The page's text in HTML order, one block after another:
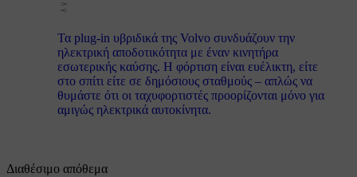
Τα plug-in υβριδικά της Volvo συνδυάζουν την
ηλεκτρική αποδοτικότητα με έναν κινητήρα
εσωτερικής καύσης. Η φόρτιση είναι ευέλικτη, είτε
στο σπίτι είτε σε δημόσιους σταθμούς – απλώς να
θυμάστε ότι οι ταχυφορτιστές προορίζονται μόνο για
αμιγώς ηλεκτρικά αυτοκίνητα.
Διαθέσιμο απόθεμα